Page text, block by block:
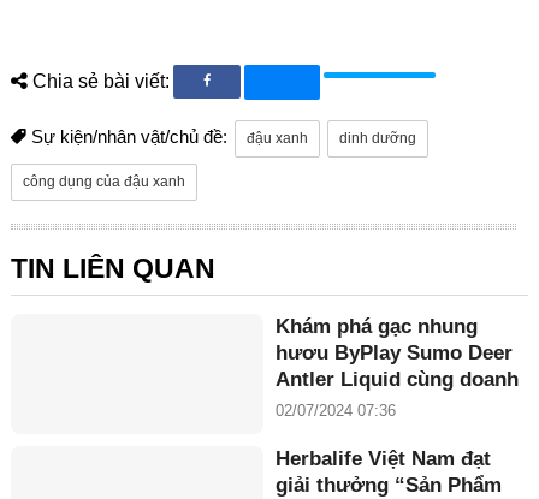
Chia sẻ bài viết:
Sự kiện/nhân vật/chủ đề: đậu xanh dinh dưỡng
công dụng của đậu xanh
TIN LIÊN QUAN
Khám phá gạc nhung
hươu ByPlay Sumo Deer
Antler Liquid cùng doanh
nhân Maria Tuyền
02/07/2024 07:36
Herbalife Việt Nam đạt
giải thưởng “Sản Phẩm